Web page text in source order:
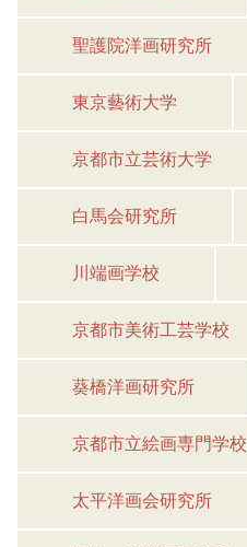
聖護院洋画研究所
東京藝術大学
京都市立芸術大学
白馬会研究所
川端画学校
京都市美術工芸学校
葵橋洋画研究所
京都市立絵画専門学校
太平洋画会研究所